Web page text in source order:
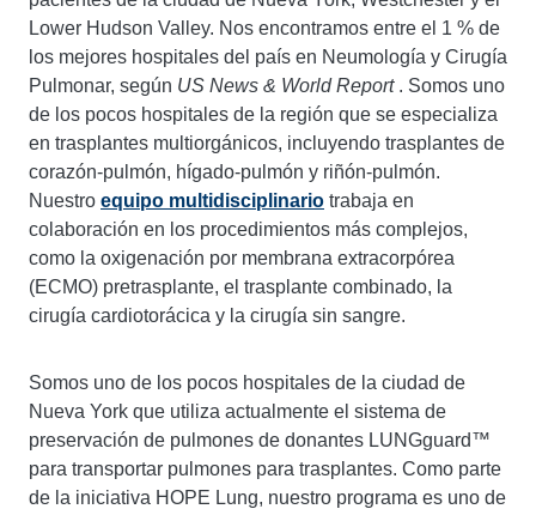
Lower Hudson Valley. Nos encontramos entre el 1 % de
los mejores hospitales del país en Neumología y Cirugía
Pulmonar, según US News & World Report. Somos uno
de los pocos hospitales de la región que se especializa
en trasplantes multiorgánicos, incluyendo trasplantes de
corazón-pulmón, hígado-pulmón y riñón-pulmón.
Nuestro equipo multidisciplinario trabaja en
colaboración en los procedimientos más complejos,
como la oxigenación por membrana extracorpórea
(ECMO) pretrasplante, el trasplante combinado, la
cirugía cardiotorácica y la cirugía sin sangre.
Somos uno de los pocos hospitales de la ciudad de
Nueva York que utiliza actualmente el sistema de
preservación de pulmones de donantes LUNGguard™
para transportar pulmones para trasplantes. Como parte
de la iniciativa HOPE Lung, nuestro programa es uno de